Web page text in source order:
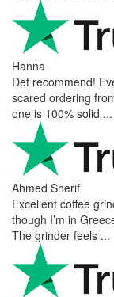
Hanna
Def recommend!
scared ordering
one is 100% solid ...
Ahmed Sherif
Excellent coffee
though I’m in
The grinder feels ...